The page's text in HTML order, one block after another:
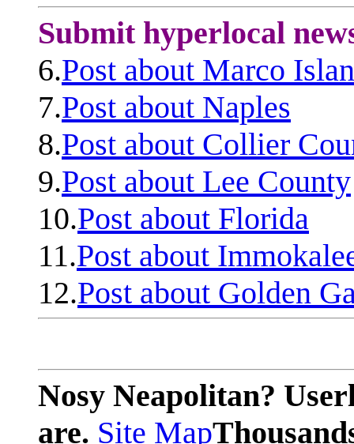
Submit hyperlocal
6.Post about Marco
7.Post about Naples
8.Post about Collier
9.Post about Lee County
10.Post about Florida
11.Post about
12.Post about Golden
Nosy Neapolitan?
are. Site Map